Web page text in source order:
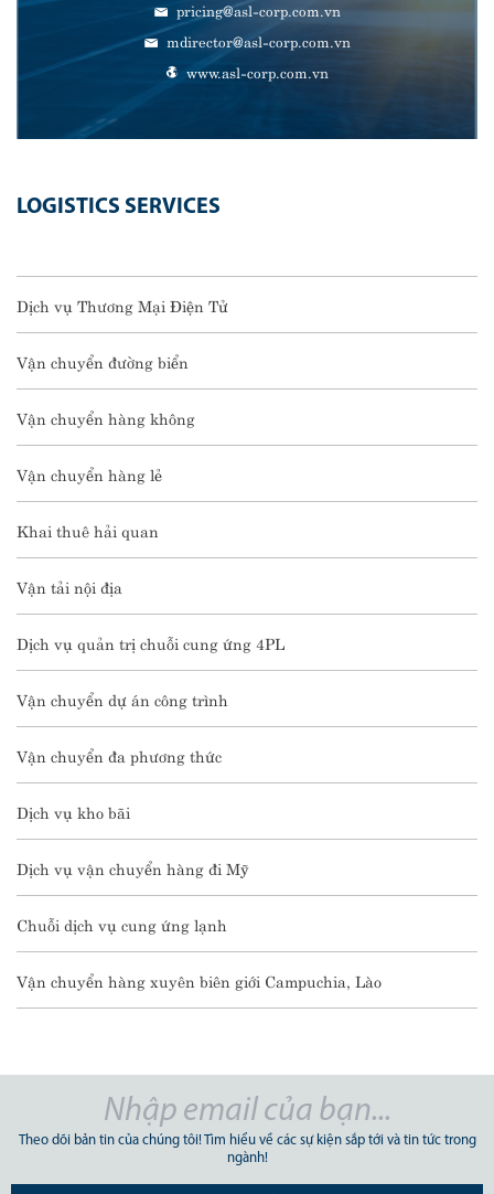
pricing@asl-corp.com.vn
mdirector@asl-corp.com.vn
www.asl-corp.com.vn
LOGISTICS SERVICES
Dịch vụ Thương Mại Điện Tử
Vận chuyển đường biển
Vận chuyển hàng không
Vận chuyển hàng lẻ
Khai thuê hải quan
Vận tải nội địa
Dịch vụ quản trị chuỗi cung ứng 4PL
Vận chuyển dự án công trình
Vận chuyển đa phương thức
Dịch vụ kho bãi
Dịch vụ vận chuyển hàng đi Mỹ
Chuỗi dịch vụ cung ứng lạnh
Vận chuyển hàng xuyên biên giới Campuchia, Lào
Theo dõi bản tin của chúng tôi! Tìm hiểu về các sự kiện sắp tới và tin tức trong
ngành!